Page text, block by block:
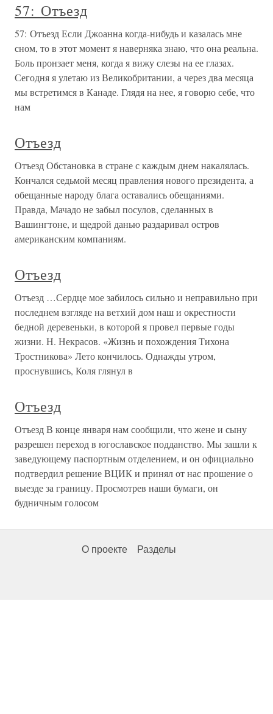
57: Отъезд
57: Отъезд Если Джоанна когда-нибудь и казалась мне
сном, то в этот момент я наверняка знаю, что она реальна.
Боль пронзает меня, когда я вижу слезы на ее глазах.
Сегодня я улетаю из Великобритании, а через два месяца
мы встретимся в Канаде. Глядя на нее, я говорю себе, что
нам
Отъезд
Отъезд Обстановка в стране с каждым днем накалялась.
Кончался седьмой месяц правления нового президента, а
обещанные народу блага оставались обещаниями.
Правда, Мачадо не забыл посулов, сделанных в
Вашингтоне, и щедрой данью раздаривал остров
американским компаниям.
Отъезд
Отъезд …Сердце мое забилось сильно и неправильно при
последнем взгляде на ветхий дом наш и окрестности
бедной деревеньки, в которой я провел первые годы
жизни. Н. Некрасов. «Жизнь и похождения Тихона
Тростникова» Лето кончилось. Однажды утром,
проснувшись, Коля глянул в
Отъезд
Отъезд В конце января нам сообщили, что жене и сыну
разрешен переход в югославское подданство. Мы зашли к
заведующему паспортным отделением, и он официально
подтвердил решение ВЦИК и принял от нас прошение о
выезде за границу. Просмотрев наши бумаги, он
будничным голосом
О проекте Разделы